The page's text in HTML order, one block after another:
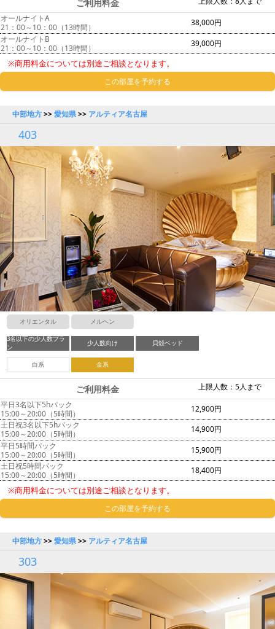
ご利用料金
オールナイトA
21：00～10：00（13時間）
38,000円
オールナイトB
21：00～10：00（13時間）
39,000円
※商用料金については別途ご相談となります。
この部屋を予約する
中部地方>>愛知県>> アルティア名古屋
403
オリエンタル メルヘン
3名以下の少人数プラ
ン
少人数向け 貝殻ベッド
白系 金系
上限人数：5人まで
ご利用料金
平日3名以下5hパック
15:00～20:00（5時間）
12,900円
土日祝3名以下5hパック
15:00～20:00（5時間）
14,900円
平日5時間パック
15:00～20:00（5時間）
15,900円
土日祝5時間パック
15:00～20:00（5時間）
18,400円
※商用料金については別途ご相談となります。
この部屋を予約する
中部地方>>愛知県>> アルティア名古屋
303